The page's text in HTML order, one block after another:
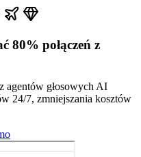
80% połączeń z
agentów głosowych AI
24/7, zmniejszania kosztów